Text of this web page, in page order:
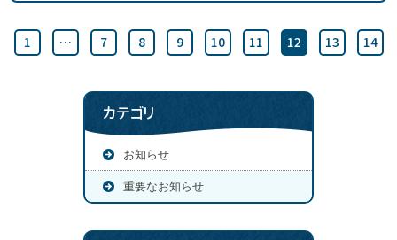
1 … 7 8 9 10 11 12 13 14
カテゴリ
お知らせ
重要なお知らせ